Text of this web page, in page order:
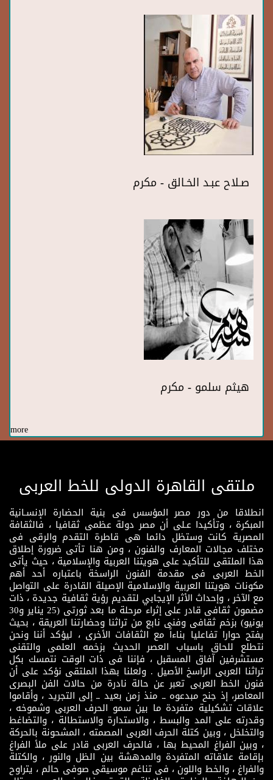
صـلاح عبـد الخـالق - مكرم
هيثم سلمو - مكرم
more
ملتقى القاهرة الدولى للخط العربى
انطلاقا من دور مصر المؤسس فى بنية الحضارة الإنسـانية
المبكرة ، وتأكيدا عـلى أن مصر دولة عظمى ثقافيا ، فالثقافة
المصرية كانت وستظل دائما هى قاطرة التقدم والرقى فى
مختلف مجالات المعارف والفنون ، ومن هنا تأتى ضرورة إطلاق
هذا الملتقى للتأكيد على هويتنا العربية والإسلامية ، حيث يأتى
الخط العربى فى مقدمة الفنون الراسخة باعتباره أحد أهم
مكونات هويتنا العربية والإسلامية الإصيلة القادرة على التواصل
مع الآخر ، وإحداث الأثر الإيجابي لتقديم رؤية ثقافية جديدة ، ذات
مضمون ثقافى قادر على إثراء مرحلة ما بعد ثورتى (25 يناير و30
يونيو) بزخم ثقافى وفنى نابع من تراثنا وحضارتنا العريقة ، بحيث
يفتح حوارا تفاعليا بناءاً مع الثقافات الأخرى ، ليؤكد أننا ونحن
نتطلع للحاق باسباب العصر الحديث بزخمه العلمى والتقنى
مستشرفين آفاق المسقبل ، فإننا فى ذات الوقت نتمسك بكل
تراثنا العربى الراسخ الأصيل . ولعلنا بهذا الملتقى نؤكد على أن
فنون الخط العربى تعبر عن حالة نادرة من حالات الفن البصرى
المعاصر، إذ جنح مبدعوه ــ منذ زمن بعيد ــ إلى التجريد ، وأقاموا
علاقات تشكيلية متفردة ما بين سمو الحرف العربى وشموخه ،
وقدرته على المد والبسط ، والاستدارة والاستطالة ، والتضاغط
والتخلخل ، وبين كتلة الحرف العربى المصمته ، المشحونة بالحركة
، وبين الفراغ المحيط بها ، فالحرف العربى قادر على ملأ الفراغ
بإقامة علاقاته المتفردة والمدهشة بين الظل والنور ، والكتلة
والفراغ ، والخط واللون ، فى تناغم موسيقى صوفى حالم ، يتراوح